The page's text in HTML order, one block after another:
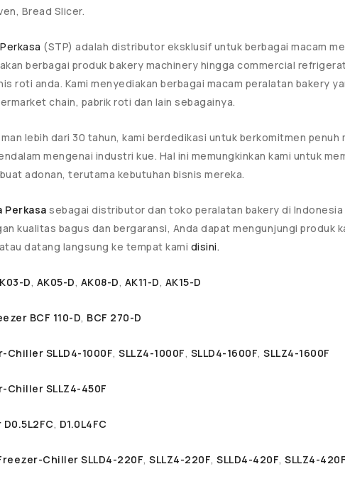
Bread Slicer.
(STP) adalah distributor eksklusif untuk berbagai macam
berbagai produk bakery machinery hingga commercial
roti anda. Kami menyediakan berbagai macam peralatan bakery
chain, pabrik roti dan lain sebagainya.
lebih dari 30 tahun, kami berdedikasi untuk berkomitmen
mengenai industri kue. Hal ini memungkinkan kami untuk
adonan, terutama kebutuhan bisnis mereka.
Perkasa sebagai distributor dan toko peralatan bakery di
kualitas bagus dan bergaransi, Anda dapat mengunjungi produk
atau datang langsung ke tempat kami disini.
D, AK05-D, AK08-D, AK11-D, AK15-D
BCF 110-D, BCF 270-D
Chiller SLLD4-1000F, SLLZ4-1000F, SLLD4-1600F, SLLZ4-1600F
Chiller SLLZ4-450F
, D1.0L4FC
Chiller SLLD4-220F, SLLZ4-220F, SLLD4-420F, SLLZ4-420F